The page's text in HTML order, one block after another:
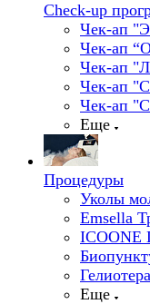
Check-up
Чек-ап
Чек-ап
Чек-ап
Чек-ап
Чек-ап
Еще
Процедуры
Уколы
Emsella
ICOONE
Еще